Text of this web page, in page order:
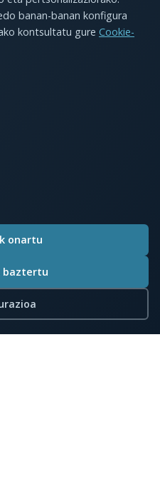
banan-banan konfigura
kontsultatu gure Cookie-
onartu
baztertu